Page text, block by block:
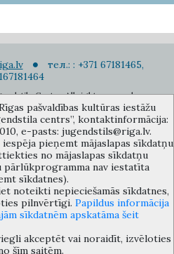
тел.: : +371 67181465,
Centrs. All right reserved.
на новости
учереждений Рижского
югендстиля», улица Альберта 12,
код: 12), jugendstils@riga.lv
pašvaldības kultūras iestāžu
centrs”, kontaktinformācija:
e-pasts: jugendstils@riga.lv.
pieņemt mājaslapas sīkdatņu
no mājaslapas sīkdatņu
pārlūkprogramma nav iestatīta
sīkdatnes).
noteikti nepieciešamās sīkdatnes,
pilnvērtīgi. Papildus informācija
sīkdatnēm apskatāma šeit
akceptēt vai noraidīt, izvēloties
šīm saitēm.